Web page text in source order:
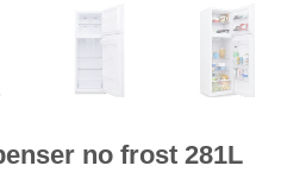
no frost 281L